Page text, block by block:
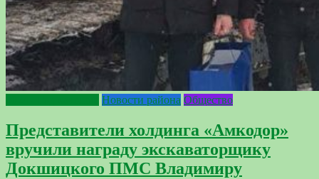
Новости района Общество
Представители холдинга «Амкодор»
вручили награду экскаваторщику
Докшицкого ПМС Владимиру